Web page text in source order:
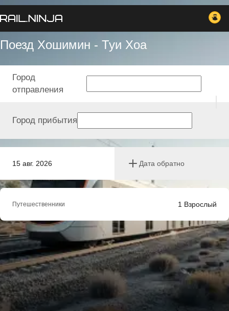
Поезд Хошимин - Туи Хоа
15 авг. 2026 Дата обратно
Город
отправления
Город прибытия
Путешественники 1 Взрослый